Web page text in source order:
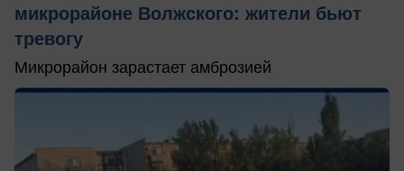
микрорайоне Волжского: жители бьют
тревогу
Микрорайон зарастает амброзией